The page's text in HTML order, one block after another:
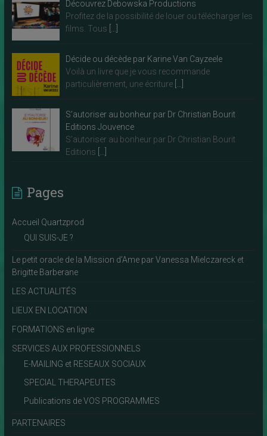
Découvrez Debowska Productions
Profitez de la possibilité de louer ou télécharger les
films. Tous
Décide ou décède par Karine Van Cayzeele
Voilà un livre que je vous recommande
particulièrement, une écriture
S’autoriser au bonheur par Dr Christian Bourit
Editions Jouvence
S’autoriser au bonheur par Dr Christian Bourit
Editions
Pages
Accueil Quartzprod
QUI SUIS-JE ?
Le petit oracle de la Mission d’Ame par Vanessa Mielczareck et
Brigitte Barberane
LES ACTUALITÉS
LIEUX EN LOCATION
FORMATIONS en ligne
SERVICES AUX PROFESSIONNELS
E-MAILING et RESEAUX SOCIAUX
SPECIAL THERAPEUTES
Publications de VOS PROGRAMMES
PARTENAIRES